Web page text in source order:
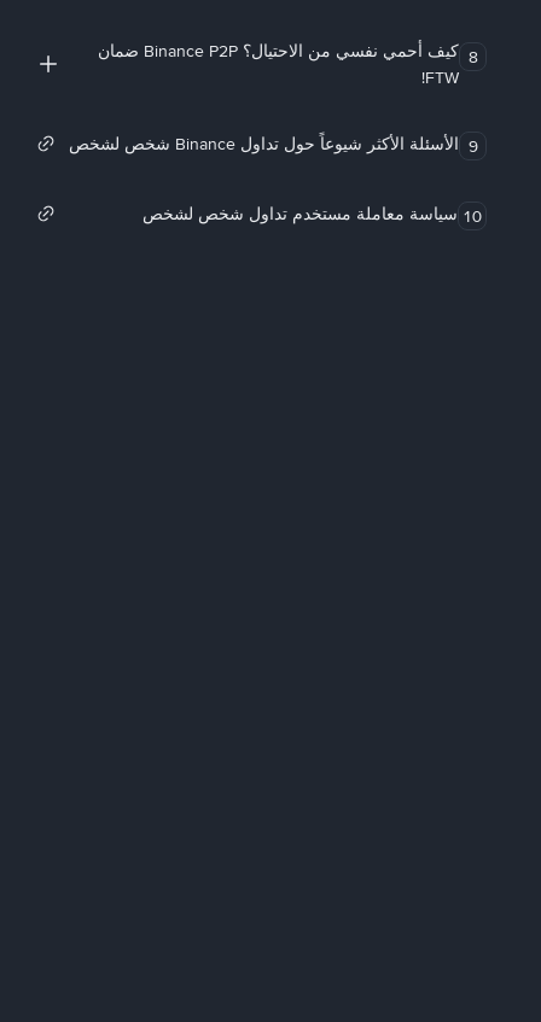
8
كيف أحمي نفسي من الاحتيال؟ Binance P2P ضمان
FTW!
9 الأسئلة الأكثر شيوعاً حول تداول Binance شخص لشخص
10 سياسة معاملة مستخدم تداول شخص لشخص